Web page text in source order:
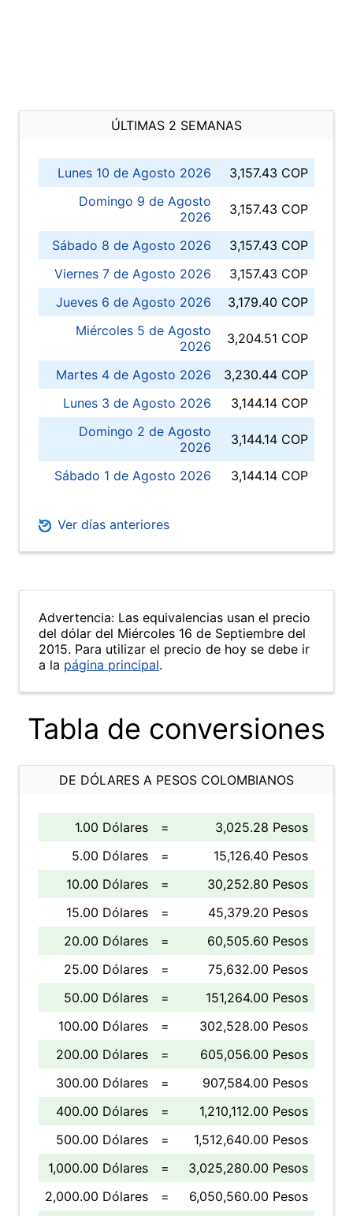
ÚLTIMAS 2 SEMANAS
Lunes 10 de Agosto 2026
3,157.43 COP
Domingo 9 de Agosto
2026
3,157.43 COP
Sábado 8 de Agosto 2026
3,157.43 COP
Viernes 7 de Agosto 2026
3,157.43 COP
Jueves 6 de Agosto 2026
3,179.40 COP
Miércoles 5 de Agosto
2026
3,204.51 COP
Martes 4 de Agosto 2026
3,230.44 COP
Lunes 3 de Agosto 2026
3,144.14 COP
Domingo 2 de Agosto
2026
3,144.14 COP
Sábado 1 de Agosto 2026 3,144.14 COP
Ver días anteriores
Advertencia: Las equivalencias usan el precio
del dólar del Miércoles 16 de Septiembre del
2015. Para utilizar el precio de hoy se debe ir
a la página principal.
Tabla de conversiones
DE DÓLARES A PESOS COLOMBIANOS
1.00 Dólares =
3,025.28 Pesos
5.00 Dólares
=
15,126.40 Pesos
10.00 Dólares
=
30,252.80 Pesos
15.00 Dólares
=
45,379.20 Pesos
20.00 Dólares
=
60,505.60 Pesos
25.00 Dólares
=
75,632.00 Pesos
50.00 Dólares
=
151,264.00 Pesos
100.00 Dólares
=
302,528.00 Pesos
200.00 Dólares
=
605,056.00 Pesos
300.00 Dólares
=
907,584.00 Pesos
400.00 Dólares
=
1,210,112.00 Pesos
500.00 Dólares
=
1,512,640.00 Pesos
1,000.00 Dólares
=
3,025,280.00 Pesos
2,000.00 Dólares
=
6,050,560.00 Pesos